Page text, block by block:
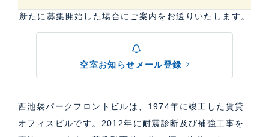
新たに募集開始した場合にご案内をお送りいたします。
空室お知らせメール登録
西池袋パークフロントビルは、1974年に竣工した賃貸
オフィスビルです。2012年に耐震診断及び補強工事を